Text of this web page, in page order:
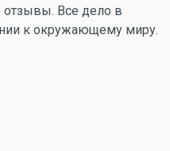
отзывы. Все дело в
к окружающему миру.